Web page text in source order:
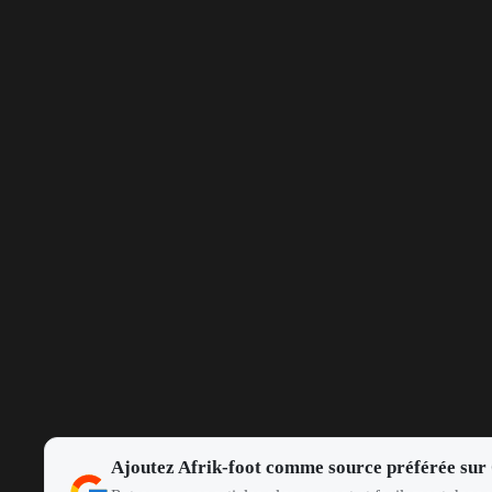
Ajoutez Afrik-foot comme source préférée sur